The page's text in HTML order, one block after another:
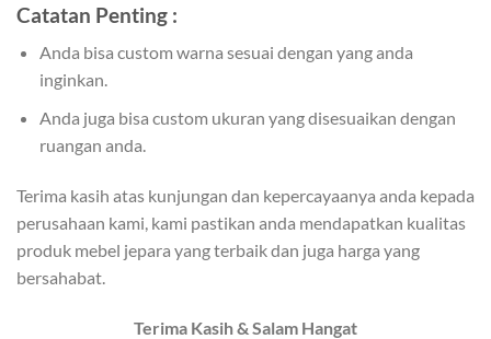
Catatan Penting :
Anda bisa custom warna sesuai dengan yang anda
inginkan.
Anda juga bisa custom ukuran yang disesuaikan dengan
ruangan anda.
Terima kasih atas kunjungan dan kepercayaanya anda kepada
perusahaan kami, kami pastikan anda mendapatkan kualitas
produk mebel jepara yang terbaik dan juga harga yang
bersahabat.
Terima Kasih & Salam Hangat